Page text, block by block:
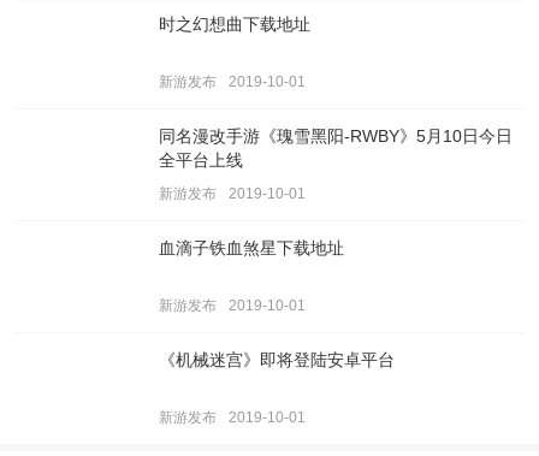
时之幻想曲下载地址
新游发布 2019-10-01
同名漫改手游《瑰雪黑阳-RWBY》5月10日今日
全平台上线
新游发布 2019-10-01
血滴子铁血煞星下载地址
新游发布 2019-10-01
《机械迷宫》即将登陆安卓平台
新游发布 2019-10-01